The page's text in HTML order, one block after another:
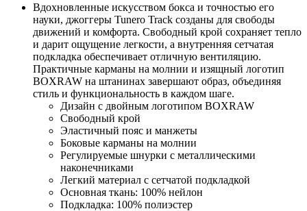
Вдохновленные искусством бокса и точностью его
науки, джоггеры Tunero Track созданы для свободы
движений и комфорта. Свободный крой сохраняет тепло
и дарит ощущение легкости, а внутренняя сетчатая
подкладка обеспечивает отличную вентиляцию.
Практичные карманы на молнии и изящный логотип
BOXRAW на штанинах завершают образ, объединяя
стиль и функциональность в каждом шаге.
Дизайн с двойным логотипом BOXRAW
Свободный крой
Эластичный пояс и манжеты
Боковые карманы на молнии
Регулируемые шнурки с металлическими
наконечниками
Легкий материал с сетчатой подкладкой
Основная ткань: 100% нейлон
Подкладка: 100% полиэстер